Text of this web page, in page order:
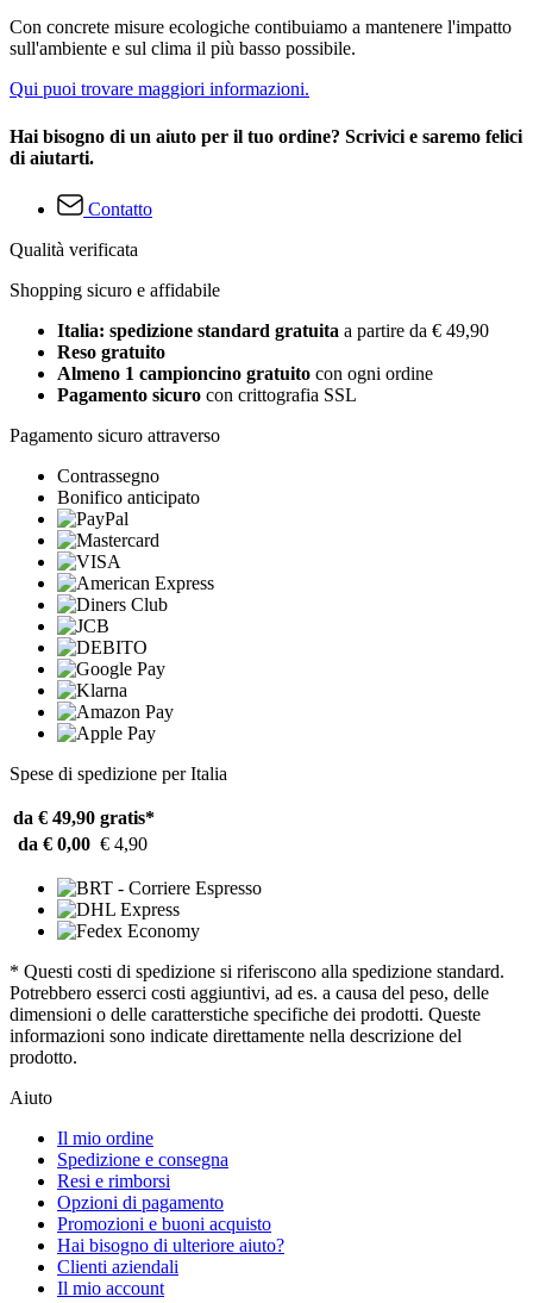
Con concrete misure ecologiche contibuiamo a mantenere l'impatto
sull'ambiente e sul clima il più basso possibile.
Qui puoi trovare maggiori informazioni.
Hai bisogno di un aiuto per il tuo ordine? Scrivici e saremo felici
di aiutarti.
Contatto
Qualità verificata
Shopping sicuro e affidabile
Italia: spedizione standard gratuita a partire da € 49,90
Reso gratuito
Almeno 1 campioncino gratuito con ogni ordine
Pagamento sicuro con crittografia SSL
Pagamento sicuro attraverso
Contrassegno
Bonifico anticipato
Spese di spedizione per Italia
da € 49,90 gratis*
da € 0,00 € 4,90
* Questi costi di spedizione si riferiscono alla spedizione standard.
Potrebbero esserci costi aggiuntivi, ad es. a causa del peso, delle
dimensioni o delle caratterstiche specifiche dei prodotti. Queste
informazioni sono indicate direttamente nella descrizione del
prodotto.
Aiuto
Il mio ordine
Spedizione e consegna
Resi e rimborsi
Opzioni di pagamento
Promozioni e buoni acquisto
Hai bisogno di ulteriore aiuto?
Clienti aziendali
Il mio account